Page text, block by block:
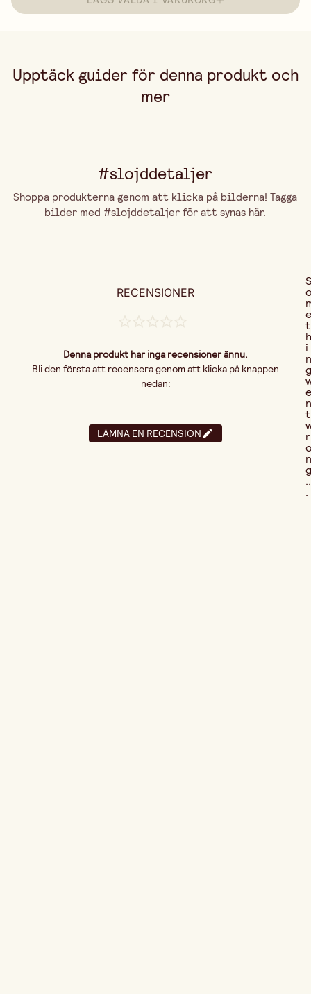
Upptäck guider för denna produkt och
mer
#slojddetaljer
Shoppa produkterna genom att klicka på bilderna! Tagga
bilder med #slojddetaljer för att synas här.
RECENSIONER
Denna produkt har inga recensioner ännu.
Bli den första att recensera genom att klicka på knappen
nedan:
LÄMNA EN RECENSION
e
t
h
i
n
g
e
n
t
r
n
g
..
.